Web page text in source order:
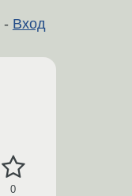
- Вход
0